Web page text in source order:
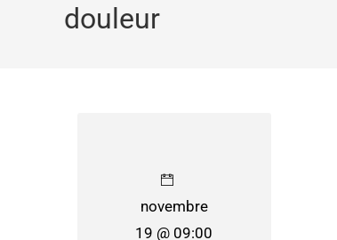
douleur
novembre
19 @ 09:00